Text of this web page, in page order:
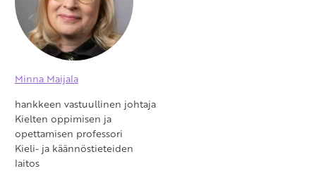
Minna Maijala
hankkeen vastuullinen johtaja
Kielten oppimisen ja
opettamisen professori
Kieli- ja käännöstieteiden
laitos